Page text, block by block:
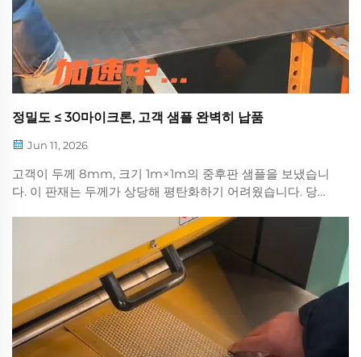
정밀도 ≤ 30마이크론, 고객 샘플 완벽히 납품
Jun 11, 2026
고객이 두께 8mm, 크기 1m×1m의 중후판 샘플을 보냈습니
다. 이 판재는 두께가 상당해 평탄화하기 어려웠습니다. 당사